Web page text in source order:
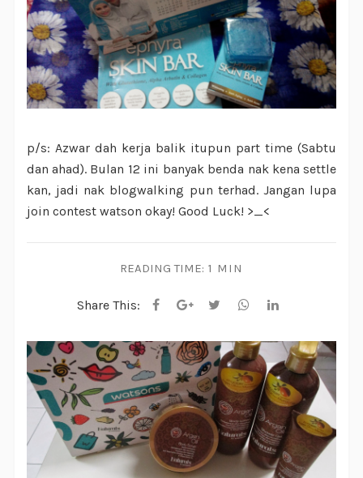
p/s: Azwar dah kerja balik itupun part time (Sabtu
dan ahad). Bulan 12 ini banyak benda nak kena settle
kan, jadi nak blogwalking pun terhad. Jangan lupa
join contest watson okay! Good Luck! >_<
READING TIME: 1 MIN
Share This: